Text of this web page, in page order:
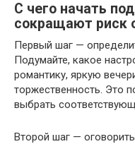
С чего начать
сокращают риск
Первый шаг —
Подумайте, какое
романтику, яркую
торжественность. Это
выбрать
Второй шаг —